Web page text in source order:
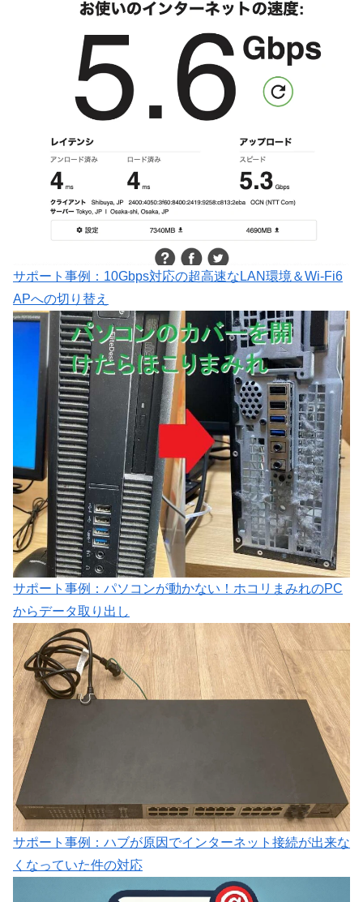
サポート事例：10Gbps対応の超高速なLAN環境＆Wi-Fi6
APへの切り替え
サポート事例：パソコンが動かない！ホコリまみれのPC
からデータ取り出し
サポート事例：ハブが原因でインターネット接続が出来な
くなっていた件の対応